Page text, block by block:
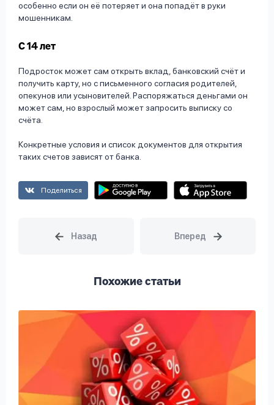
особенно если он её потеряет и она попадёт в руки
мошенникам.
С 14 лет
Подросток может сам открыть вклад, банковский счёт и
получить карту, но с письменного согласия родителей,
опекунов или усыновителей. Распоряжаться деньгами он
может сам, но взрослый может запросить выписку со
счёта.
Конкретные условия и список документов для открытия
таких счетов зависят от банка.
Поделиться
Похожие статьи